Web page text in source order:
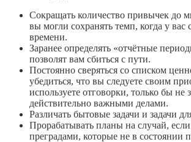
Сокращать количество привычек до
вы могли сохранять темп, когда у вас
времени.
Заранее определять «отчётные
позволят вам сбиться с пути.
Постоянно сверяться со списком
убедиться, что вы следуете своим
используете отговорки, только бы не
действительно важными делами.
Различать бытовые задачи и задачи
Прорабатывать планы на случай, если
преградами, которые не в состоянии